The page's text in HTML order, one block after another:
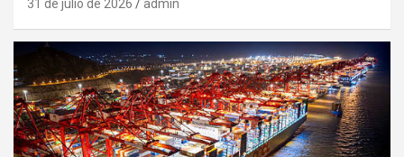
31 de julio de 2026 admin